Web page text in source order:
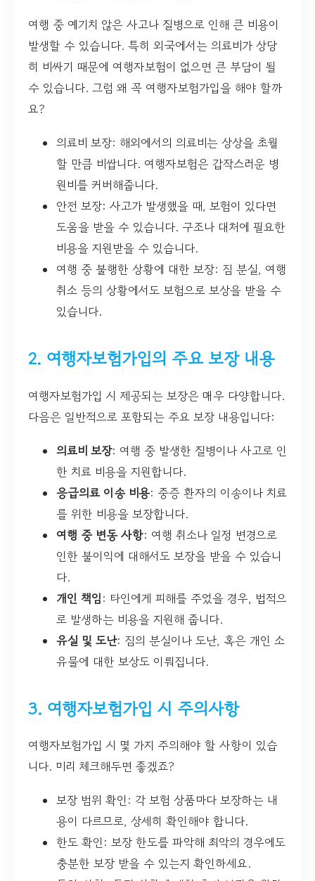
여행 중 예기치 않은 사고나 질병으로 인해 큰 비용이
발생할 수 있습니다. 특히 외국에서는 의료비가 상당
히 비싸기 때문에 여행자보험이 없으면 큰 부담이 될
수 있습니다. 그럼 왜 꼭 여행자보험가입을 해야 할까
요?
의료비 보장: 해외에서의 의료비는 상상을 초월
할 만큼 비쌉니다. 여행자보험은 갑작스러운 병
원비를 커버해줍니다.
안전 보장: 사고가 발생했을 때, 보험이 있다면
도움을 받을 수 있습니다. 구조나 대처에 필요한
비용을 지원받을 수 있습니다.
여행 중 불행한 상황에 대한 보장: 짐 분실, 여행
취소 등의 상황에서도 보험으로 보상을 받을 수
있습니다.
2. 여행자보험가입의 주요 보장 내용
여행자보험가입 시 제공되는 보장은 매우 다양합니다.
다음은 일반적으로 포함되는 주요 보장 내용입니다:
의료비 보장: 여행 중 발생한 질병이나 사고로 인
한 치료 비용을 지원합니다.
응급의료 이송 비용: 중증 환자의 이송이나 치료
를 위한 비용을 보장합니다.
여행 중 변동 사항: 여행 취소나 일정 변경으로
인한 불이익에 대해서도 보장을 받을 수 있습니
다.
개인 책임: 타인에게 피해를 주었을 경우, 법적으
로 발생하는 비용을 지원해 줍니다.
유실 및 도난: 짐의 분실이나 도난, 혹은 개인 소
유물에 대한 보상도 이뤄집니다.
3. 여행자보험가입 시 주의사항
여행자보험가입 시 몇 가지 주의해야 할 사항이 있습
니다. 미리 체크해두면 좋겠죠?
보장 범위 확인: 각 보험 상품마다 보장하는 내
용이 다르므로, 상세히 확인해야 합니다.
한도 확인: 보장 한도를 파악해 최악의 경우에도
충분한 보장 받을 수 있는지 확인하세요.